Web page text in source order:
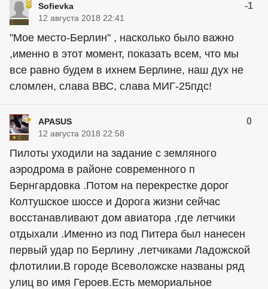
Sofievka -1
12 августа 2018 22:41
"Мое место-Берлин" , насколько было важно
,именно в этот момент, показать всем, что мы
все равно будем в ихнем Берлине, наш дух не
сломлен, слава ВВС, слава МИГ-25пдс!
APASUS 0
12 августа 2018 22:58
Пилоты уходили на задание с земляного
аэродрома в районе современного п
Бернгардовка .Потом на перекрестке дорог
Колтушское шоссе и Дорога жизни сейчас
восстанавливают дом авиатора ,где летчики
отдыхали .Именно из под Питера был нанесен
первый удар по Берлину ,летчиками Ладожской
флотилии.В городе Всеволожске названы ряд
улиц во имя Героев.Есть мемориальное